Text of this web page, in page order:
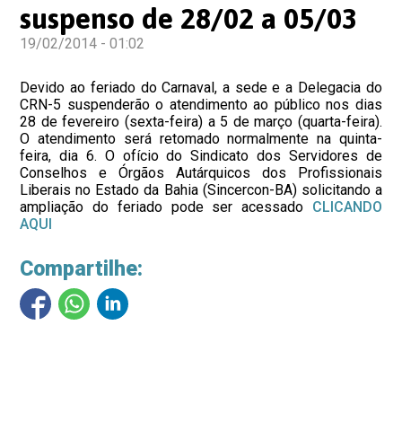
suspenso de 28/02 a 05/03
19/02/2014 - 01:02
Devido ao feriado do Carnaval, a sede e a Delegacia do
CRN-5 suspenderão o atendimento ao público nos dias
28 de fevereiro (sexta-feira) a 5 de março (quarta-feira).
O atendimento será retomado normalmente na quinta-
feira, dia 6. O ofício do Sindicato dos Servidores de
Conselhos e Órgãos Autárquicos dos Profissionais
Liberais no Estado da Bahia (Sincercon-BA) solicitando a
ampliação do feriado pode ser acessado CLICANDO
AQUI
Compartilhe: